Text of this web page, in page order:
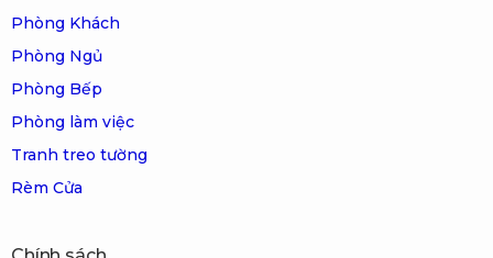
Phòng Khách
Phòng Ngủ
Phòng Bếp
Phòng làm việc
Tranh treo tường
Rèm Cửa